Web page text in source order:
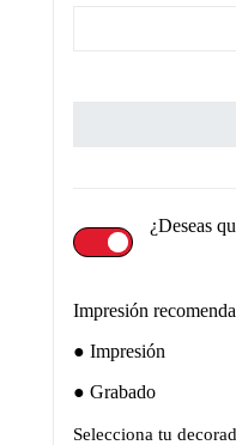
¿Deseas
Impresión
Impresión
Grabado
Selecciona tu